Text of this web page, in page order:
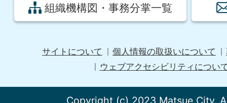
組織機構図・事務分掌一覧
サイトについて 個人情報の取扱いについて
ウェブアクセシビリティについ
Copyright (c) 2023 Matsue City.